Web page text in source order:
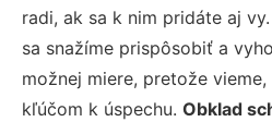
radi, ak sa k nim pridáte aj
sa snažíme prispôsobiť a
možnej miere, pretože
kľúčom k úspechu. Obklad